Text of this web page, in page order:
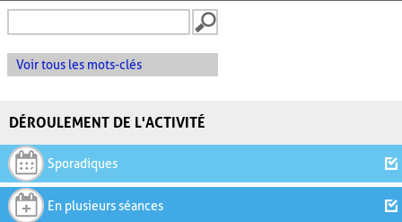
Voir tous les mots-clés
DÉROULEMENT DE L'ACTIVITÉ
Sporadiques
En plusieurs séances